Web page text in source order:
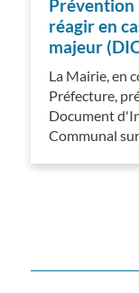
Prévention
réagir en
majeur
La Mairie, en
Préfecture,
Document
Communal